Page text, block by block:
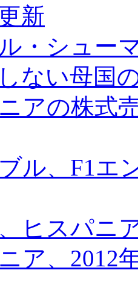
新
・シュー
ない母国
アの株式
ル、F1エ
ヒスパニ
ア、2012